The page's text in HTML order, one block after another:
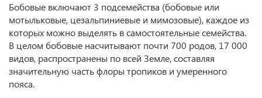
Бобовые включают 3 подсемейства (бобовые или
мотыльковые, цезальпиниевые и мимозовые), каждое из
которых можно выделять в самостоятельные семейства.
В целом бобовые насчитывают почти 700 родов, 17 000
видов, распространены по всей Земле, составляя
значительную часть флоры тропиков и умеренного
пояса.